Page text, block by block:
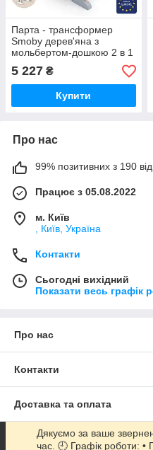
Парта - трансформер
Smoby дерев'яна з
мольбертом-дошкою 2 в 1
5 227 ₴
Купити
Про нас
99% позитивних з 190
Працює з 05.08.2022
м. Київ
, Київ, Україна
Контакти
Сьогодні вихідний
Показати весь графік
Про нас
Контакти
Доставка та оплата
Графік роботи
Дякуємо за ваше
час. 🕘 Графік роботи: •